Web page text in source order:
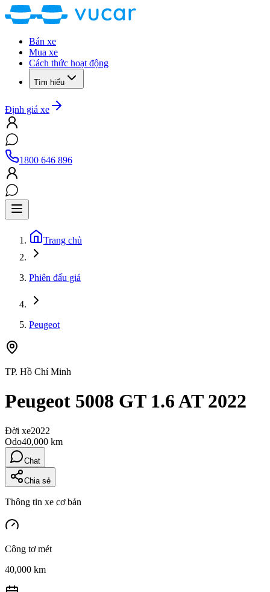
Bán xe
Mua xe
Cách thức hoạt động
Tìm hiểu
Định giá xe
1800 646 896
Trang chủ
Phiên đấu giá
Peugeot
TP. Hồ Chí Minh
Peugeot 5008 GT 1.6 AT 2022
Đời xe2022
Odo40,000 km
Chat
Chia sẻ
Thông tin xe cơ bản
Công tơ mét
40,000 km